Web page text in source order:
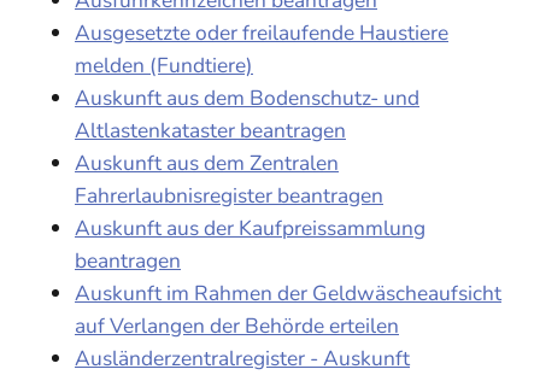
Ausgesetzte oder freilaufende Haustiere
melden (Fundtiere)
Auskunft aus dem Bodenschutz- und
Altlastenkataster beantragen
Auskunft aus dem Zentralen
Fahrerlaubnisregister beantragen
Auskunft aus der Kaufpreissammlung
beantragen
Auskunft im Rahmen der Geldwäscheaufsicht
auf Verlangen der Behörde erteilen
Ausländerzentralregister - Auskunft